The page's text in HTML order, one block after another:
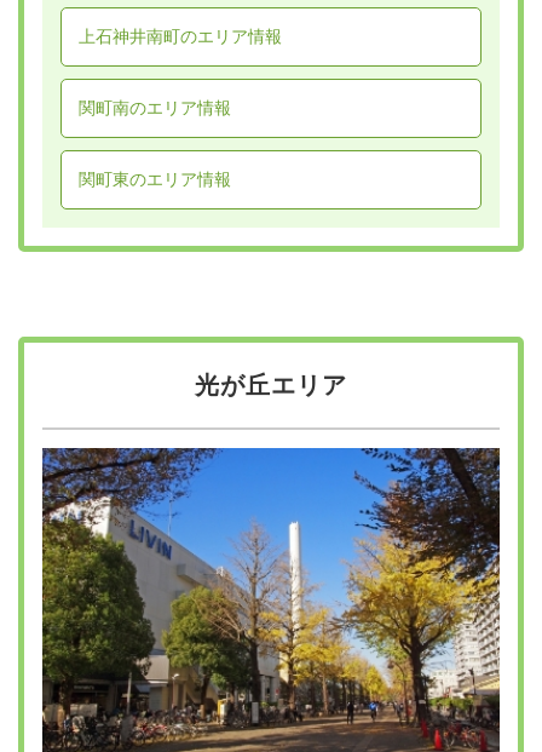
上石神井南町のエリア情報
関町南のエリア情報
関町東のエリア情報
光が丘エリア